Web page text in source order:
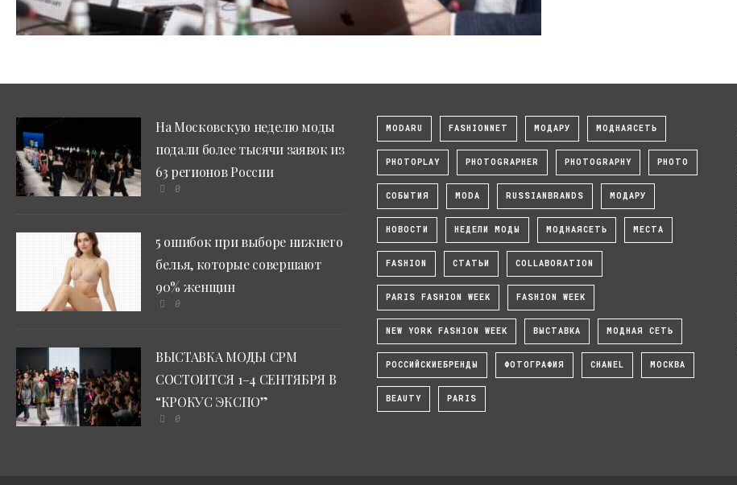
На Московскую неделю моды
подали более тысячи заявок из
63 регионов России
0
5 ошибок при выборе нижнего
белья, которые совершают
90% женщин
0
ВЫСТАВКА МОДЫ CPM
СОСТОИТСЯ 1–4 СЕНТЯБРЯ В
“КРОКУС ЭКСПО”
0
MODARU FASHIONNET МОДАРУ МОДНАЯСЕТЬ
PHOTOPLAY PHOTOGRAPHER PHOTOGRAPHY PHOTO
СОБЫТИЯ MODA RUSSIANBRANDS МОДАРУ
НОВОСТИ НЕДЕЛИ МОДЫ МОДНАЯСЕТЬ МЕСТА
FASHION СТАТЬИ COLLABORATION
PARIS FASHION WEEK FASHION WEEK
NEW YORK FASHION WEEK ВЫСТАВКА МОДНАЯ СЕТЬ
РОССИЙСКИЕБРЕНДЫ ФОТОГРАФИЯ CHANEL МОСКВА
BEAUTY PARIS